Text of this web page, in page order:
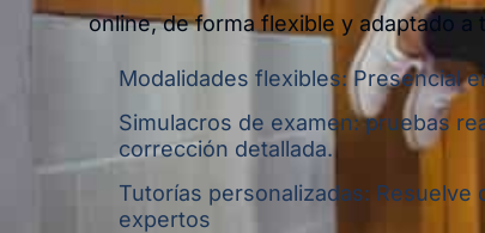
online,de forma flexible y adaptado a
Modalidades flexibles: Presencial
Simulacros de examen: pruebas
corrección detallada.
Tutorías personalizadas: Resuelve
expertos